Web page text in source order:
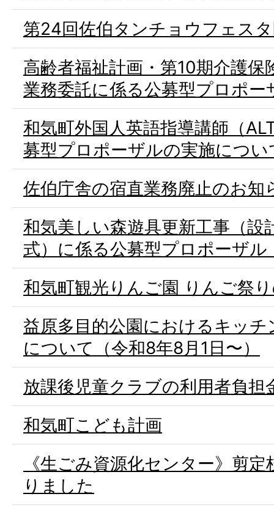
第24回佐伯タンチョウフェス
高齢者福祉計画・第10期介護保
業務委託に係る公募型プロポー
和気町外国人英語指導講師（
募型プロポーザルの実施につい
佐伯庁舎の宿直業務廃止のお知
和気美しい森遊具更新工事（設
式）に係る公募型プロポーザル
和気町観光りんご園 りんご祭
益原多目的公園におけるキッ
について（令和8年8月1日〜）
放課後児童クラブの利用者負担
和気町こども計画
《生ごみ資源化センター》剪
りました